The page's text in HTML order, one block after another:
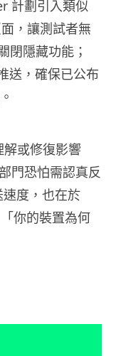
計劃引入類似
，讓測試者無
閉隱藏功能；
送，確保已公布
或修復影響
門恐怕需認真反
度，也在於
你的裝置為何